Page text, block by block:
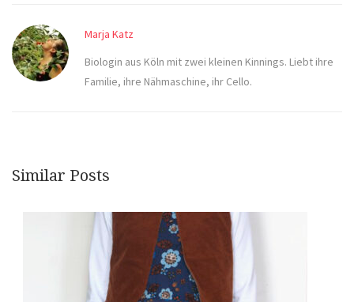
Marja Katz
Biologin aus Köln mit zwei kleinen Kinnings. Liebt ihre
Familie, ihre Nähmaschine, ihr Cello.
Similar Posts